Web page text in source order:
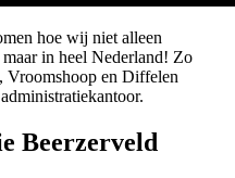
hoe wij niet alleen
in heel Nederland! Zo
Vroomshoop en Diffelen
Beerzerveld